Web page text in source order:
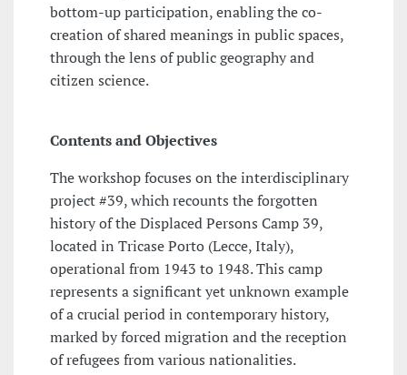
bottom-up participation, enabling the co-
creation of shared meanings in public spaces,
through the lens of public geography and
citizen science.
Contents and Objectives
The workshop focuses on the interdisciplinary
project #39, which recounts the forgotten
history of the Displaced Persons Camp 39,
located in Tricase Porto (Lecce, Italy),
operational from 1943 to 1948. This camp
represents a significant yet unknown example
of a crucial period in contemporary history,
marked by forced migration and the reception
of refugees from various nationalities.